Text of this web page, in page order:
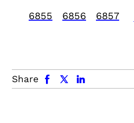
6855 6856 6857
Share
facebook x.com linkedin